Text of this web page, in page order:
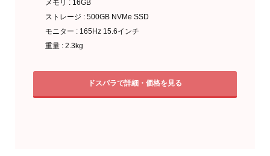
メモリ : 16GB
ストレージ : 500GB NVMe SSD
モニター : 165Hz 15.6インチ
重量 : 2.3kg
ドスパラで詳細・価格を見る